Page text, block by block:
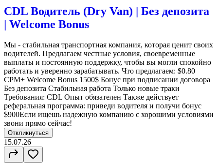
CDL Водитель (Dry Van) | Без депозита
| Welcome Bonus
Мы - стабильная транспортная компания, которая ценит своих
водителей. Предлагаем честные условия, своевременные
выплаты и постоянную поддержку, чтобы вы могли спокойно
работать и уверенно зарабатывать. Что предлагаем: $0.80
CPM+ Welcome Bonus 1500$ Бонус при подписании договора
Без депозита Стабильная работа Только новые траки
Требования: CDL Опыт обязателен Также действует
реферальная программа: приведи водителя и получи бонус
$900Если ищешь надежную компанию с хорошими условиями
звони прямо сейчас!
Откликнуться
15.07.26